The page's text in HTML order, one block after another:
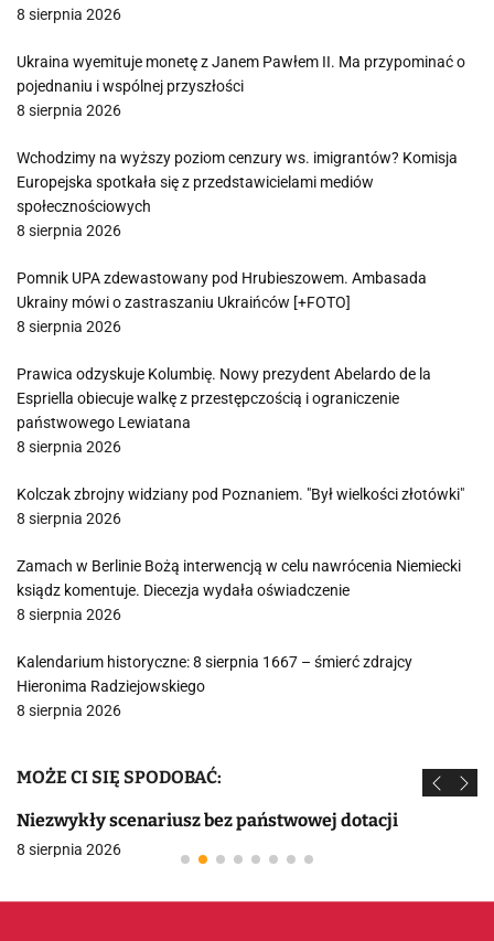
8 sierpnia 2026
Ukraina wyemituje monetę z Janem Pawłem II. Ma przypominać o
pojednaniu i wspólnej przyszłości
8 sierpnia 2026
Wchodzimy na wyższy poziom cenzury ws. imigrantów? Komisja
Europejska spotkała się z przedstawicielami mediów
społecznościowych
8 sierpnia 2026
Pomnik UPA zdewastowany pod Hrubieszowem. Ambasada
Ukrainy mówi o zastraszaniu Ukraińców [+FOTO]
8 sierpnia 2026
Prawica odzyskuje Kolumbię. Nowy prezydent Abelardo de la
Espriella obiecuje walkę z przestępczością i ograniczenie
państwowego Lewiatana
8 sierpnia 2026
Kolczak zbrojny widziany pod Poznaniem. "Był wielkości złotówki"
8 sierpnia 2026
Zamach w Berlinie Bożą interwencją w celu nawrócenia Niemiecki
ksiądz komentuje. Diecezja wydała oświadczenie
8 sierpnia 2026
Kalendarium historyczne: 8 sierpnia 1667 – śmierć zdrajcy
Hieronima Radziejowskiego
8 sierpnia 2026
MOŻE CI SIĘ SPODOBAĆ:
Niezwykły scenariusz bez państwowej dotacji
8 sierpnia 2026